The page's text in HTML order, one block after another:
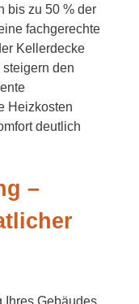
bis zu 50 % der
fachgerechte
Kellerdecke
den
Heizkosten
deutlich
–
Ihres Gebäudes